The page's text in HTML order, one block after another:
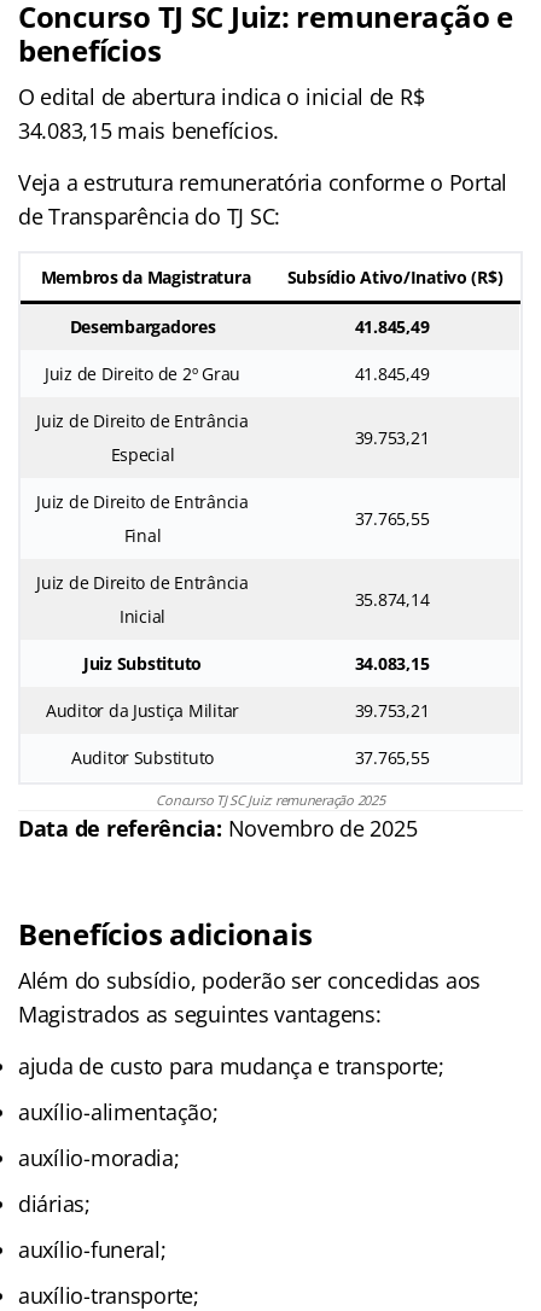
Concurso TJ SC Juiz: remuneração e
benefícios
O edital de abertura indica o inicial de R$
34.083,15 mais benefícios.
Veja a estrutura remuneratória conforme o Portal
de Transparência do TJ SC:
Membros da Magistratura Subsídio Ativo/Inativo (R$)
Desembargadores 41.845,49
Juiz de Direito de 2º Grau 41.845,49
Juiz de Direito de Entrância
Especial
39.753,21
Juiz de Direito de Entrância
Final
37.765,55
Juiz de Direito de Entrância
Inicial
35.874,14
Juiz Substituto 34.083,15
Auditor da Justiça Militar 39.753,21
Auditor Substituto 37.765,55
Concurso TJ SC Juiz: remuneração 2025
Data de referência: Novembro de 2025
Benefícios adicionais
Além do subsídio, poderão ser concedidas aos
Magistrados as seguintes vantagens:
ajuda de custo para mudança e transporte;
auxílio-alimentação;
auxílio-moradia;
diárias;
auxílio-funeral;
auxílio-transporte;